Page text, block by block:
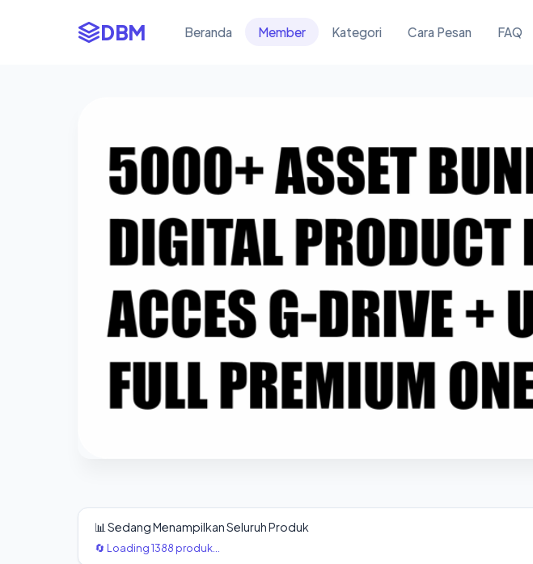
DBM Beranda Member Kategori Cara Pesan FAQ
📊 Sedang Menampilkan Seluruh Produk
🔄 Loading 1388 produk...